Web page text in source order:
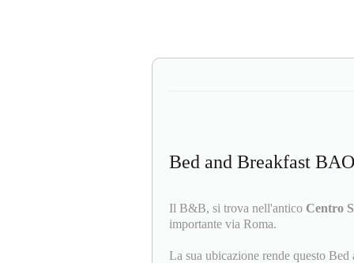
Bed and Breakfast
Il B&B, si trova nell'antico Centro
importante via Roma.
La sua ubicazione rende questo